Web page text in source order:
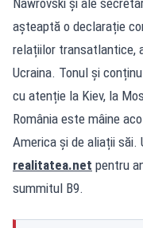
așteaptă o declarație
relațiilor transatlantice,
Ucraina. Tonul și
cu atenție la Kiev, la
România este mâine
America și de aliații săi.
realitatea.net pentru
summitul B9.